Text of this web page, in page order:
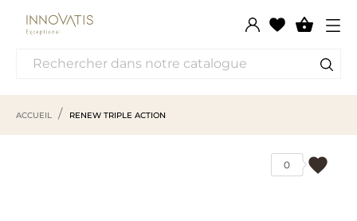

ACCUEIL RENEW TRIPLE ACTION
favorite
0